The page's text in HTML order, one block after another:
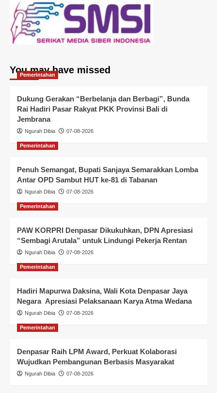
You may have missed
Pemerintahan
Dukung Gerakan “Berbelanja dan Berbagi”, Bunda
Rai Hadiri Pasar Rakyat PKK Provinsi Bali di
Jembrana
Ngurah Dibia 07-08-2026
Pemerintahan
Penuh Semangat, Bupati Sanjaya Semarakkan Lomba
Antar OPD Sambut HUT ke-81 di Tabanan
Ngurah Dibia 07-08-2026
Pemerintahan
PAW KORPRI Denpasar Dikukuhkan, DPN Apresiasi
“Sembagi Arutala” untuk Lindungi Pekerja Rentan
Ngurah Dibia 07-08-2026
Pemerintahan
Hadiri Mapurwa Daksina, Wali Kota Denpasar Jaya
Negara Apresiasi Pelaksanaan Karya Atma Wedana
Ngurah Dibia 07-08-2026
Pemerintahan
Denpasar Raih LPM Award, Perkuat Kolaborasi
Wujudkan Pembangunan Berbasis Masyarakat
Ngurah Dibia 07-08-2026